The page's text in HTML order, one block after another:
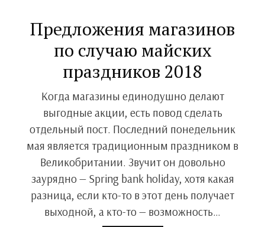
Предложения магазинов
по случаю майских
праздников 2018
Когда магазины единодушно делают
выгодные акции, есть повод сделать
отдельный пост. Последний понедельник
мая является традиционным праздником в
Великобритании. Звучит он довольно
заурядно — Spring bank holiday, хотя какая
разница, если кто-то в этот день получает
выходной, а кто-то — возможность…